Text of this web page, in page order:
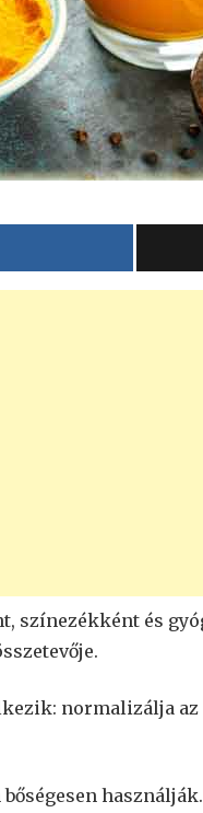
színezékként és
normalizálja az